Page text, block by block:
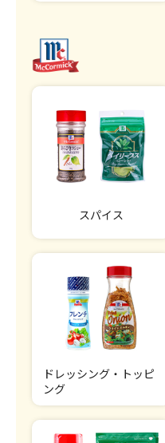
スパイス
ドレッシング・トッピ
ング